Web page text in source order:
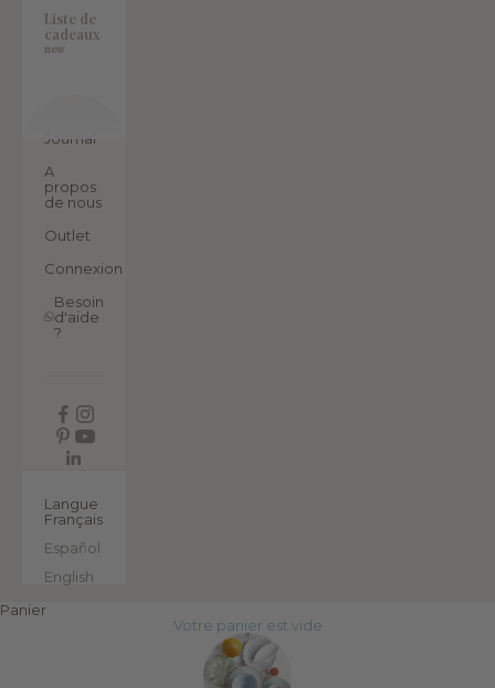
Liste de
cadeaux
new
Journal
A
propos
de nous
Outlet
Connexion
Besoin
d'aide
?
Langue
Français
Español
English
Panier
Votre panier est vide